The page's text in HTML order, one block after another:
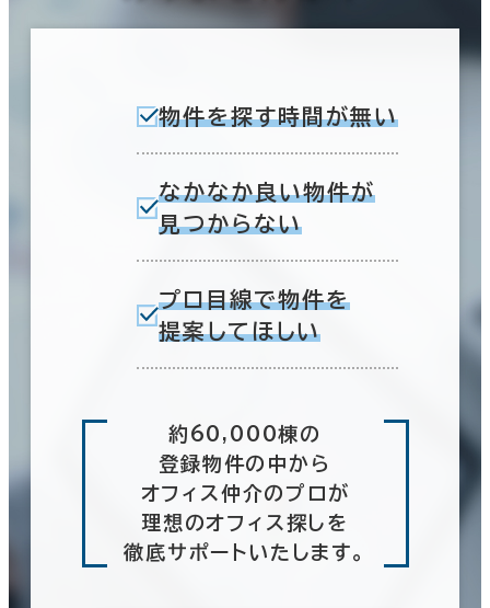
物件を探す時間が無い
なかなか良い物件が
見つからない
プロ目線で物件を
提案してほしい
約60,000棟の
登録物件の中から
オフィス仲介のプロが
理想のオフィス探しを
徹底サポートいたします。